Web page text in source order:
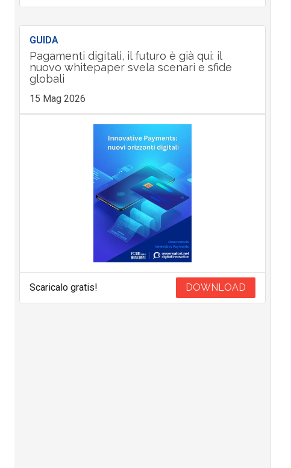
GUIDA
Pagamenti digitali, il futuro è già qui: il
nuovo whitepaper svela scenari e sfide
globali
15 Mag 2026
Scaricalo gratis! DOWNLOAD